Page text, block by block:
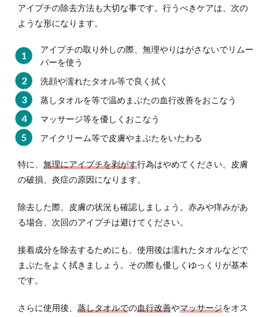
アイプチの除去方法も大切な事です。行うべきケアは、次の
ような形になります。
アイプチの取り外しの際、無理やりはがさないでリムー
バーを使う
洗顔や濡れたタオル等で良く拭く
蒸しタオルを等で温めまぶたの血行改善をおこなう
マッサージ等を優しくおこなう
アイクリーム等で皮膚やまぶたをいたわる
特に、 無理にアイプチを剥がす行為はやめてください。皮膚
の破損、炎症の原因になります。
除去した際、皮膚の状況も確認しましょう。赤みや痒みがあ
る場合、次回のアイプチは避けてください。
接着成分を除去するためにも、使用後は濡れたタオルなどで
まぶたをよく拭きましょう。その際も優しくゆっくりが基本
です。
さらに使用後、 蒸しタオルでの血行改善やマッサージをオス